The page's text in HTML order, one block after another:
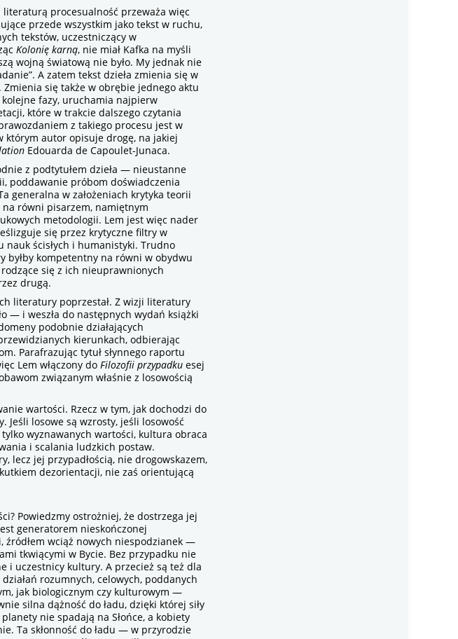
procesualność przeważa więc
przede wszystkim jako tekst w ruchu,
tekstów, uczestniczący w
Kolonię karną, nie miał Kafka na myśli
wojną światową nie było. My jednak nie
A zatem tekst dzieła zmienia się w
się także w obrębie jednego aktu
fazy, uruchamia najpierw
które w trakcie dalszego czytania
z takiego procesu jest w
którym autor opisuje drogę, na jakiej
Edouarda de Capoulet-Junaca.
z podtytułem dzieła — nieustanne
poddawanie próbom doświadczenia
generalna w założeniach krytyka teorii
na równi pisarzem, namiętnym
metodologii. Lem jest więc nader
się przez krytyczne filtry w
nauk ścisłych i humanistyki. Trudno
byłby kompetentny na równi w obydwu
się z ich nieuprawnionych
drugą.
literatury poprzestał. Z wizji literatury
— i weszła do następnych wydań książki
podobnie działających
kierunkach, odbierając
Parafrazując tytuł słynnego raportu
Lem włączony doFilozofii przypadku esej
związanym właśnie z losowością
wartości. Rzecz w tym, jak dochodzi do
Jeśli losowe są wzrosty, jeśli losowość
wyznawanych wartości, kultura obraca
i scalania ludzkich postaw.
lecz jej przypadłością, nie drogowskazem,
dezorientacji, nie zaś orientującą
Powiedzmy ostrożniej, że dostrzega jej
generatorem nieskończonej
wciąż nowych niespodzianek —
tkwiącymi w Bycie. Bez przypadku nie
i uczestnicy kultury. A przecież są też dla
rozumnych, celowych, poddanych
jak biologicznym czy kulturowym —
silna dążność do ładu, dzięki której siły
nie spadają na Słońce, a kobiety
Ta skłonność do ładu — w przyrodzie